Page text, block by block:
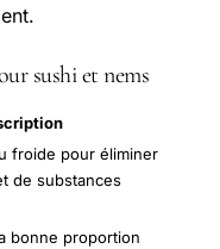
sushi et nems
froide pour éliminer
de substances
bonne proportion